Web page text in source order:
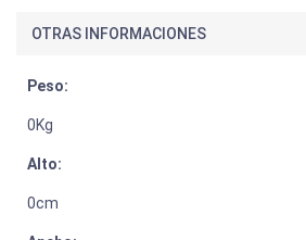
OTRAS INFORMACIONES
Peso:
0Kg
Alto:
0cm